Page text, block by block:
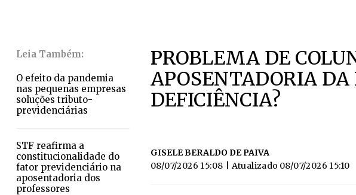
O efeito da pandemia
nas pequenas empresas
soluções tributo-
previdenciárias
STF reafirma a
constitucionalidade do
fator previdenciário na
aposentadoria dos
professores
PROBLEMA DE
APOSENTADORIA DA
DEFICIÊNCIA?
GISELE BERALDO DE PAIVA
08/07/2026 15:08
| Atualizado 08/07/2026 15:10